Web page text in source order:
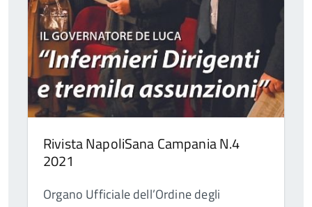
Rivista NapoliSana Campania N.4
2021
Organo Ufficiale dell’Ordine degli